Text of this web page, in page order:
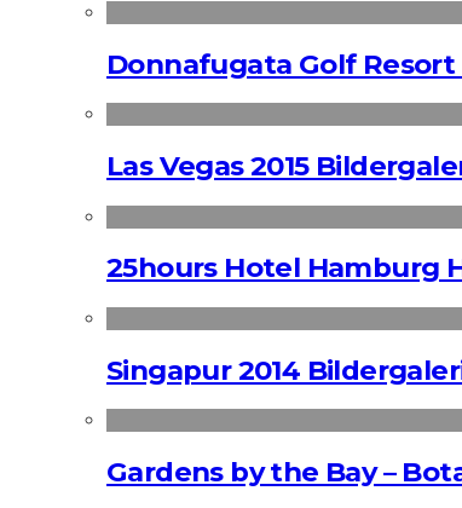
Donnafugata Golf Resort
Las Vegas 2015
25hours Hotel Hamburg
Singapur 2014
Gardens by the Bay –